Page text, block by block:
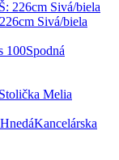
Sivá/biela
Spodná
Melia
Kancelárska